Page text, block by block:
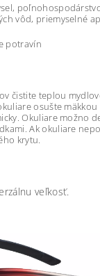
vôd, priemyselné
potravín
čistite teplou
osušte
Okuliare možno
Ak okuliare
krytu.
veľkosť.